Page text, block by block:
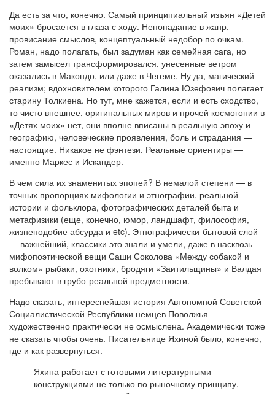
Да есть за что, конечно. Самый принципиальный изъян «Детей
моих» бросается в глаза с ходу. Непопадание в жанр,
провисание смыслов, концептуальный недобор по очкам.
Роман, надо полагать, был задуман как семейная сага, но
затем замысел трансформировался, унесенные ветром
оказались в Макондо, или даже в Чегеме. Ну да, магический
реализм; вдохновителем которого Галина Юзефович полагает
старину Толкиена. Но тут, мне кажется, если и есть сходство,
то чисто внешнее, оригинальных миров и прочей космогонии в
«Детях моих» нет, они вполне вписаны в реальную эпоху и
географию, человеческие проявления, боль и страдания —
настоящие. Никакое не фэнтези. Реальные ориентиры —
именно Маркес и Искандер.
В чем сила их знаменитых эпопей? В немалой степени — в
точных пропорциях мифологии и этнографии, реальной
истории и фольклора, фотографических деталей быта и
метафизики (еще, конечно, юмор, ландшафт, философия,
жизнеподобие абсурда и etc). Этнографически-бытовой слой
— важнейший, классики это знали и умели, даже в насквозь
мифопоэтической вещи Саши Соколова «Между собакой и
волком» рыбаки, охотники, бродяги «Заитильщины» и Валдая
пребывают в грубо-реальной предметности.
Надо сказать, интереснейшая история Автономной Советской
Социалистической Республики немцев Поволжья
художественно практически не осмыслена. Академически тоже
не сказать чтобы очень. Писательнице Яхиной было, конечно,
где и как развернуться.
Яхина работает с готовыми литературными
конструкциями не только по рыночному принципу,